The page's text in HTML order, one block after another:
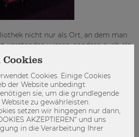
nicht nur als Ort, an dem man
verstanden wissen, sondern auch als
sich unter besten Bedingungen
Deshalb freut es uns, dass wir mit
Arbeiten unser Raumkonzept
#WU
Cookies. Einige Cookies
der Website unbedingt
sie, um die grundlegende
zu gewährleisten.
setzen wir hingegen nur dann,
AKZEPTIEREN“ und uns
in die Verarbeitung Ihrer